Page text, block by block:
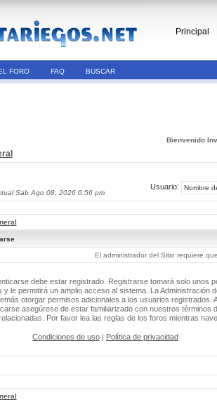
Principal
FORO FAQ BUSCAR
Bienvenido
Sab Ago 08, 2026 6:56 pm
Usuario:
El administrador del Sitio requiere
debe estar registrado. Registrarse tomará solo unos
y le permitirá un amplio acceso al sistema. La Administración
otorgar permisos adicionales a los usuarios registrados.
asegúrese de estar familiarizado con nuestros términos
Por favor lea las reglas de los foros mientras
Condiciones de uso | Política de privacidad